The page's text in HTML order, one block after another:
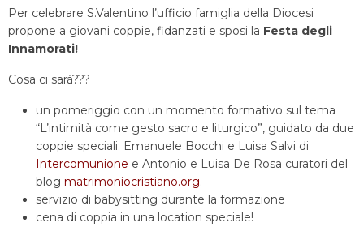
Per celebrare S.Valentino l’ufficio famiglia della Diocesi
propone a giovani coppie, fidanzati e sposi la Festa degli
Innamorati!
Cosa ci sarà???
un pomeriggio con un momento formativo sul tema
“L’intimità come gesto sacro e liturgico”, guidato da due
coppie speciali: Emanuele Bocchi e Luisa Salvi di
Intercomunione e Antonio e Luisa De Rosa curatori del
blog matrimoniocristiano.org.
servizio di babysitting durante la formazione
cena di coppia in una location speciale!